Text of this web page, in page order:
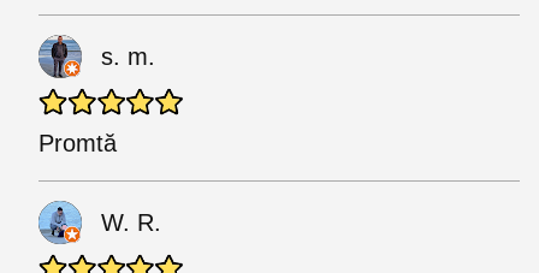
s. m.
Promtă
W. R.